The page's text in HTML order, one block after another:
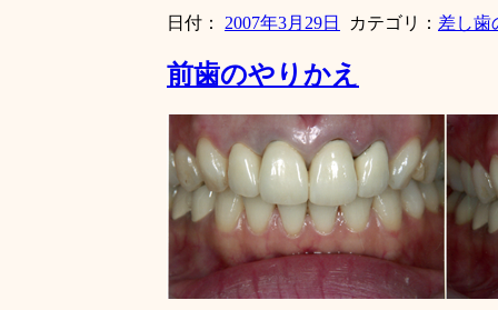
日付： 2007年3月29日 カテゴリ： 差し歯
前歯のやりかえ